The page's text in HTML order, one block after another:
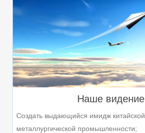
Наше видение
Создать выдающийся имидж китайской
металлургической промышленности;